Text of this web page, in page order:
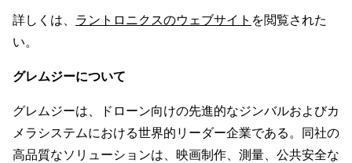
詳しくは、 ラントロニクスのウェブサイト を閲覧された
い。
グレムジーについて
グレムジーは、ドローン向けの先進的なジンバルおよびカ
メラシステムにおける世界的リーダー企業である。同社の
高品質なソリューションは、映画制作、測量、公共安全な